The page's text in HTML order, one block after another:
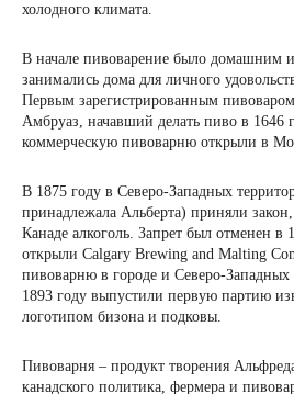
холодного климата.
В начале пивоварение было домашним
занимались дома для личного
Первым зарегистрированным
Амбруаз, начавший делать пиво в 1646
коммерческую пивоварню открыли в
В 1875 году в Северо-Западных
принадлежала Альберта) приняли
Канаде алкоголь. Запрет был отменен в
открыли Calgary Brewing and Malting
пивоварню в городе и Северо-
1893 году выпустили первую партию
логотипом бизона и подковы.
Пивоварня – продукт творения
канадского политика, фермера и